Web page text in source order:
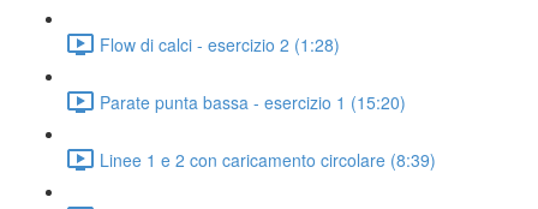
Flow di calci - esercizio 2 (1:28)
Parate punta bassa - esercizio 1 (15:20)
Linee 1 e 2 con caricamento circolare (8:39)